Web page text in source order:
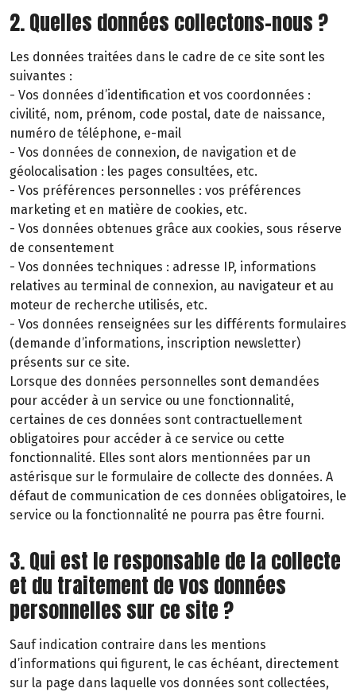
2. Quelles données collectons-nous ?
Les données traitées dans le cadre de ce site sont les
suivantes :
- Vos données d’identification et vos coordonnées :
civilité, nom, prénom, code postal, date de naissance,
numéro de téléphone, e-mail
- Vos données de connexion, de navigation et de
géolocalisation : les pages consultées, etc.
- Vos préférences personnelles : vos préférences
marketing et en matière de cookies, etc.
- Vos données obtenues grâce aux cookies, sous réserve
de consentement
- Vos données techniques : adresse IP, informations
relatives au terminal de connexion, au navigateur et au
moteur de recherche utilisés, etc.
- Vos données renseignées sur les différents formulaires
(demande d’informations, inscription newsletter)
présents sur ce site.
Lorsque des données personnelles sont demandées
pour accéder à un service ou une fonctionnalité,
certaines de ces données sont contractuellement
obligatoires pour accéder à ce service ou cette
fonctionnalité. Elles sont alors mentionnées par un
astérisque sur le formulaire de collecte des données. A
défaut de communication de ces données obligatoires, le
service ou la fonctionnalité ne pourra pas être fourni.
3. Qui est le responsable de la collecte
et du traitement de vos données
personnelles sur ce site ?
Sauf indication contraire dans les mentions
d’informations qui figurent, le cas échéant, directement
sur la page dans laquelle vos données sont collectées,